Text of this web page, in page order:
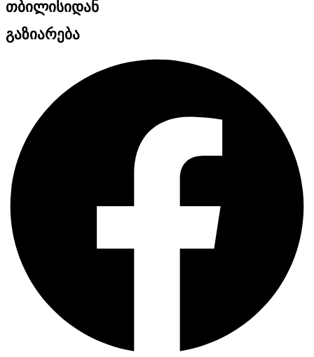
თბილისიდან
გაზიარება